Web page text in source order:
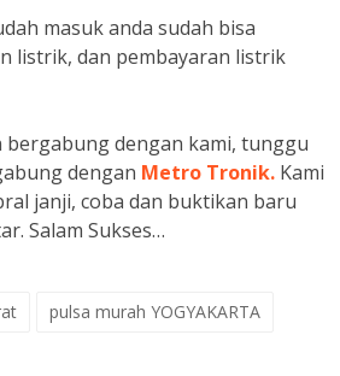
masuk anda sudah bisa
listrik, dan pembayaran listrik
bergabung dengan kami, tunggu
dengan Metro Tronik. Kami
janji, coba dan buktikan baru
Salam Sukses…
pulsa murah YOGYAKARTA